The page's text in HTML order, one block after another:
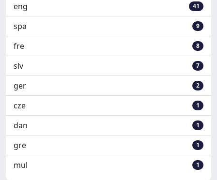
eng 41
spa 9
fre 8
slv 7
ger 2
cze 1
dan 1
gre 1
mul 1